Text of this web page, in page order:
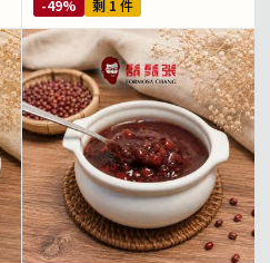
-49% 剩 1 件